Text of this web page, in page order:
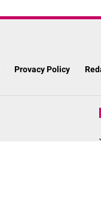
Provacy Policy